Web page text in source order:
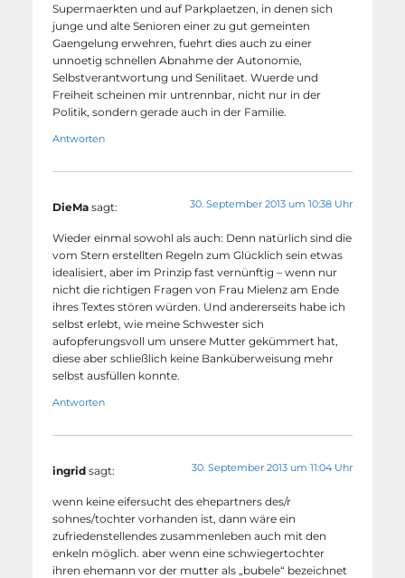
Supermaerkten und auf Parkplaetzen, in denen sich
junge und alte Senioren einer zu gut gemeinten
Gaengelung erwehren, fuehrt dies auch zu einer
unnoetig schnellen Abnahme der Autonomie,
Selbstverantwortung und Senilitaet. Wuerde und
Freiheit scheinen mir untrennbar, nicht nur in der
Politik, sondern gerade auch in der Familie.
Antworten
DieMa sagt: 30. September 2013 um 10:38 Uhr
Wieder einmal sowohl als auch: Denn natürlich sind die
vom Stern erstellten Regeln zum Glücklich sein etwas
idealisiert, aber im Prinzip fast vernünftig – wenn nur
nicht die richtigen Fragen von Frau Mielenz am Ende
ihres Textes stören würden. Und andererseits habe ich
selbst erlebt, wie meine Schwester sich
aufopferungsvoll um unsere Mutter gekümmert hat,
diese aber schließlich keine Banküberweisung mehr
selbst ausfüllen konnte.
Antworten
ingrid sagt: 30. September 2013 um 11:04 Uhr
wenn keine eifersucht des ehepartners des/r
sohnes/tochter vorhanden ist, dann wäre ein
zufriedenstellendes zusammenleben auch mit den
enkeln möglich. aber wenn eine schwiegertochter
ihren ehemann vor der mutter als „bubele“ bezeichnet